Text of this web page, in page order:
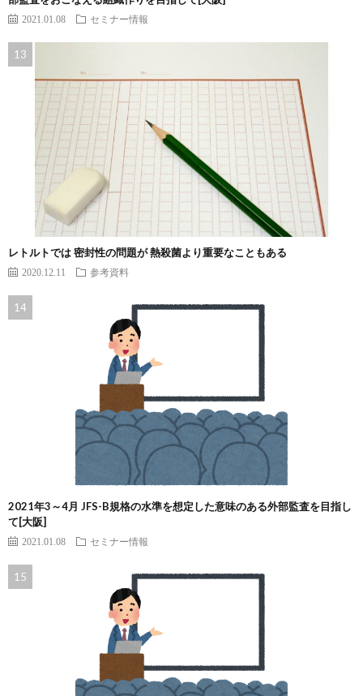
2021.01.08 セミナー情報
レトルトでは 密封性の問題が 熱殺菌より重要なこともある
2020.12.11 参考資料
2021年3～4月 JFS-B規格の水準を想定した意味のある外部監査を目指し
て[大阪]
2021.01.08 セミナー情報